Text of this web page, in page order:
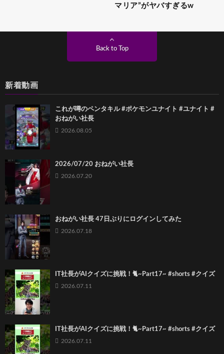
マリア”がヤバすぎるw
Back to Top
新着動画
これが噂のペンタキル #ポケモンユナイト #ユナイト #
おねがい社長
2026.08.05
2026/07/20 おねがい社長
2026.07.20
おねがい社長 47日ぶりにログインしてみた
2026.07.18
IT社長がAIクイズに挑戦！🐈~Part17~ #shorts #クイズ
2026.07.11
IT社長がAIクイズに挑戦！🐈~Part17~ #shorts #クイズ
2026.07.11